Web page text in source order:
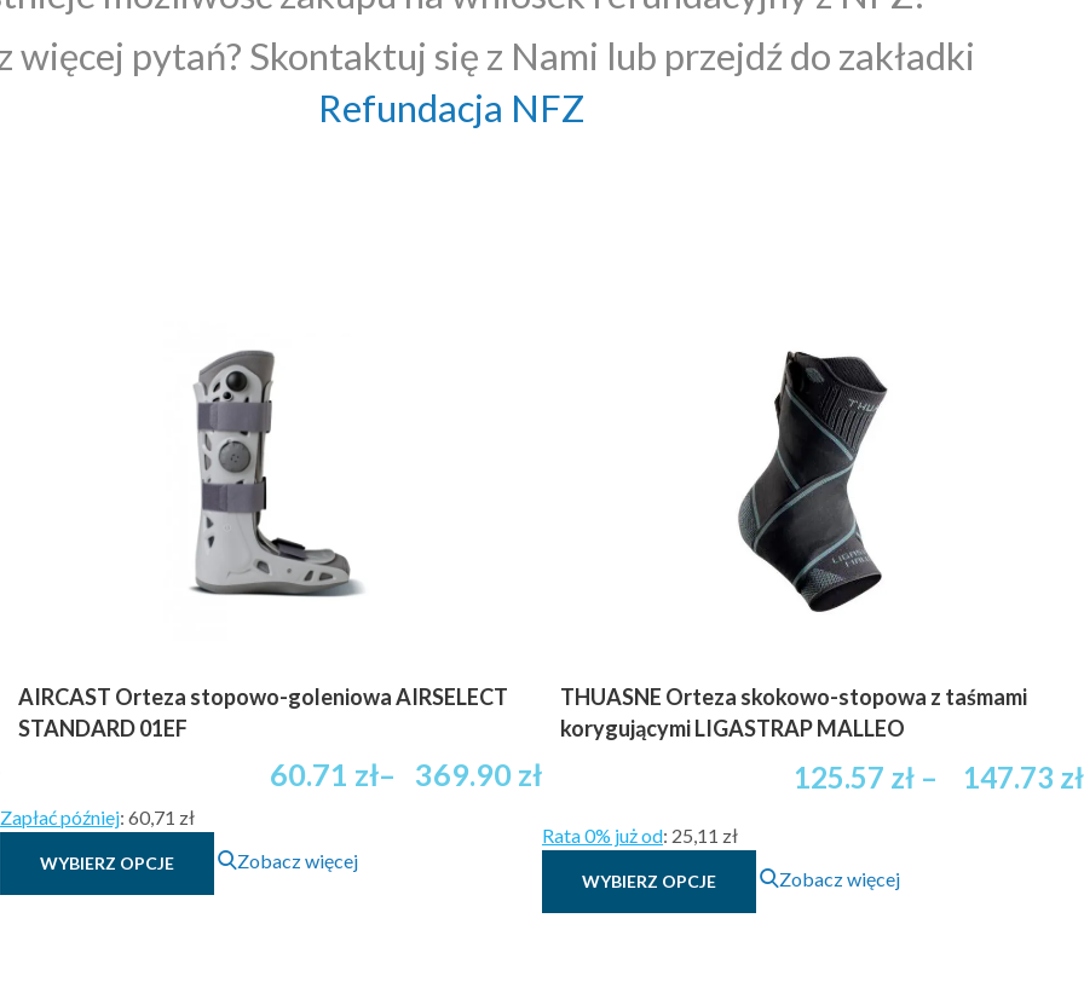
więcej pytań? Skontaktuj się z Nami lub przejdź do zakładki
Refundacja NFZ
cen:
od
49.79 zł
brutto
AIRCAST Orteza stopowo-goleniowa AIRSELECT
STANDARD 01EF
60.71 zł– 369.90 złZakres
od
60.71 zł
brutto
Zapłać później: 60,71 zł
WYBIERZ OPCJE
Ten
produkt
Zobacz więcej
THUASNE Orteza skokowo-stopowa z taśmami
korygującymi LIGASTRAP MALLEO
125.57 zł – 147.73 zł
Rata 0% już od: 25,11 zł
WYBIERZ OPCJE
Ten
produkt
Zobacz więcej